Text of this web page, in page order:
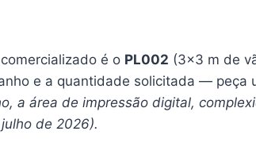
é o PL002 (3×3 m de
e a quantidade solicitada — peça
a área de impressão digital,
de 2026).